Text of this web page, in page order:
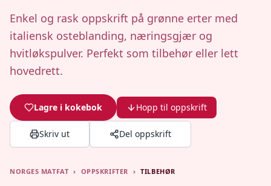
Enkel og rask oppskrift på grønne erter med
italiensk osteblanding, næringsgjær og
hvitløkspulver. Perfekt som tilbehør eller lett
hovedrett.
Lagre i kokebok Hopp til oppskrift
Skriv ut Del oppskrift
NORGES MATFAT › OPPSKRIFTER › TILBEHØR